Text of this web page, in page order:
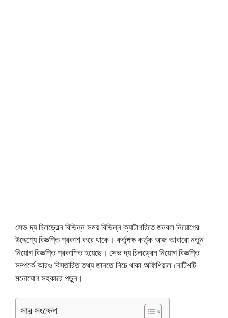
সেভ দ্য চিলড্রেন বিভিন্ন সময় বিভিন্ন ক্যাটাগরিতে জনবল নিয়োগের
উদ্দেশ্যে বিজ্ঞপ্তি প্রকাশ করে থাকে। কর্তৃপক্ষ কর্তৃক আজ আবারো নতুন
নিয়োগ বিজ্ঞপ্তি প্রকাশিত হয়েছে। সেভ দ্য চিলড্রেন নিয়োগ বিজ্ঞপ্তি
সম্পর্কে আরও বিস্তারিত তথ্য জানতে নিচে থাকা অফিশিয়াল নোটিশটি
মনোযোগ সহকারে পড়ুন।
সার সংক্ষেপ